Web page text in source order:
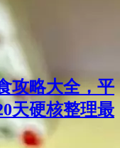
攻略大全，平
天硬核整理最